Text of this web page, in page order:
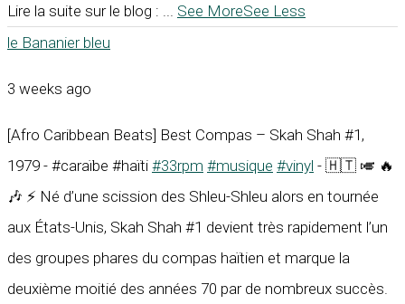
Lire la suite sur le blog :
See MoreSee Less
le Bananier bleu
3 weeks ago
[Afro Caribbean Beats] Best Compas – Skah Shah #1,
1979 - #caraïbe #haïti #33rpm #musique #vinyl - 🇭🇹 🎺 🔥
🎶 ⚡ Né d’une scission des Shleu-Shleu alors en tournée
aux États-Unis, Skah Shah #1 devient très rapidement l’un
des groupes phares du compas haïtien et marque la
deuxième moitié des années 70 par de nombreux succès.